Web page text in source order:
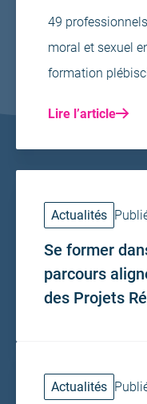
49
moral et sexuel
formation
Lire l’article
Actualités
Se former
parcours
des Projets
Actualités